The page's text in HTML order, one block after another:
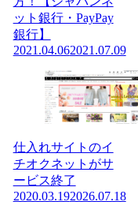
ット銀行・PayPay
銀行】
2021.04.062021.07.09
仕入れサイトのイ
チオクネットがサ
ービス終了
2020.03.192026.07.18